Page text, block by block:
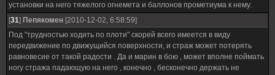
установки на него тяжелого огнемета и баллонов прометиума к нему.
[31] Пепякомен [2010-12-02, 6:58:59]
Под "трудностью ходить по плоти" скорей всего имеется в виду
передвижение по движущийся поверхности, и страж может потерять
равновесие от такой радости . Да и марин в бою , может вполне поймать
ногу стража падающую на него , конечно , бесконечно держать не